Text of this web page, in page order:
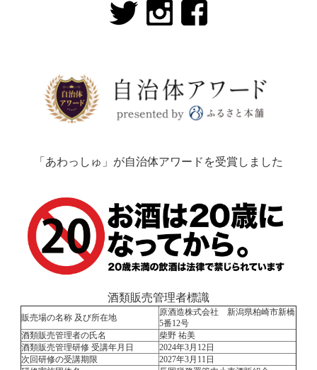
「あわっしゅ」が自治体アワードを受賞しました
酒類販売管理者標識
販売場の名称 及び所在地
原酒造株式会社 新潟県柏崎市新橋
5番12号
酒類販売管理者の氏名
柴野 祐美
酒類販売管理研修 受講年月日
2024年3月12日
次回研修の受講期限
2027年3月11日